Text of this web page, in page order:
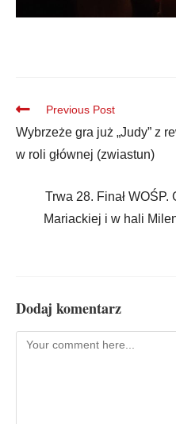
Previous Post
Wybrzeże gra już „Judy” z
w roli głównej (zwiastun)
Trwa 28. Finał
Mariackiej i w hali
Dodaj komentarz